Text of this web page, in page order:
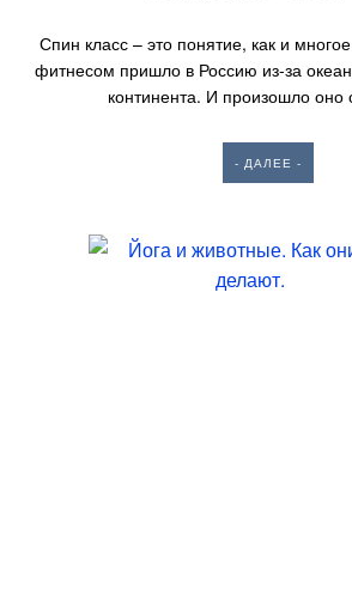
Спин класс – это понятие, как и
фитнесом пришло в Россию из-за
континента. И произошло оно
- ДАЛЕЕ -